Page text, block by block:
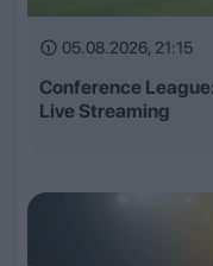
05.08.2026, 21:15
Conference
Live Streaming